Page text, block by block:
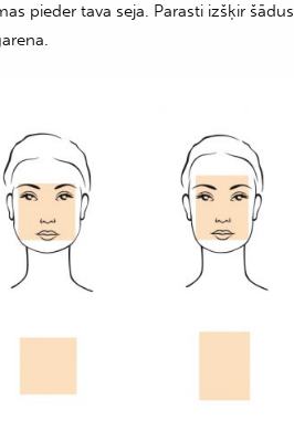
pieder tava seja. Parasti izšķir šādus